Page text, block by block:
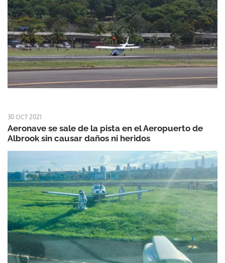
30 OCT 2021
Aeronave se sale de la pista en el Aeropuerto de
Albrook sin causar daños ni heridos